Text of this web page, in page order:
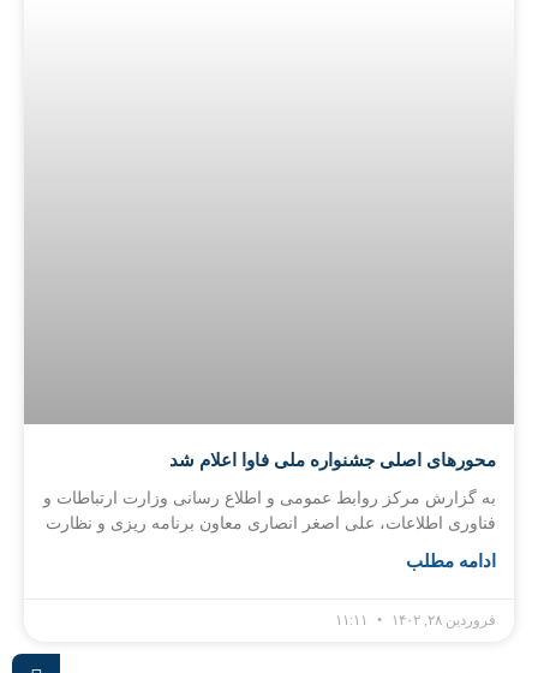
محورهای اصلی جشنواره ملی فاوا اعلام شد
به گزارش مرکز روابط عمومی و اطلاع رسانی وزارت ارتباطات و
فناوری اطلاعات، علی اصغر انصاری معاون برنامه ریزی و نظارت
ادامه مطلب
فروردین ۲۸, ۱۴۰۲